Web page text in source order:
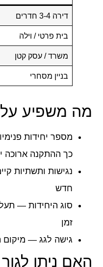
דירה 3-4 חדרים
בית פרטי / וילה
משרד / עסק קטן
בניין מסחרי
מה משפיע
מספר יחידות
כך ההתקנה ארוכה
נגישות ותשתיות
חדש
סוג היחידות —
זמן
גישה לגג — מיקום
האם ניתן